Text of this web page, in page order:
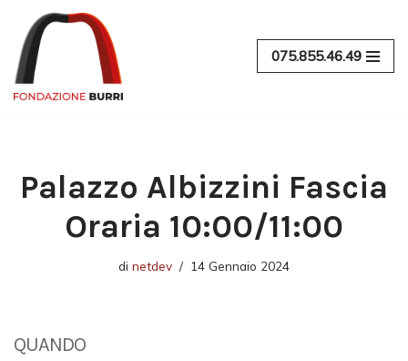
Vai
al
contenuto
075.855.46.49
Palazzo Albizzini Fascia
Oraria 10:00/11:00
di netdev 14 Gennaio 2024
QUANDO